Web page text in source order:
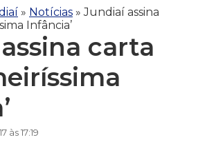
» Notícias »Jundiaí assina
Infância’
carta
às 17:19